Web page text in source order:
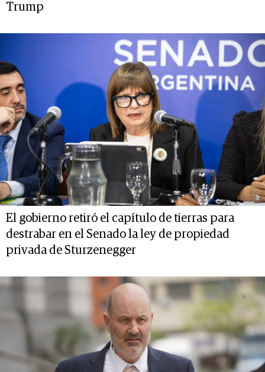
Trump
El gobierno retiró el capítulo de tierras para
destrabar en el Senado la ley de propiedad
privada de Sturzenegger